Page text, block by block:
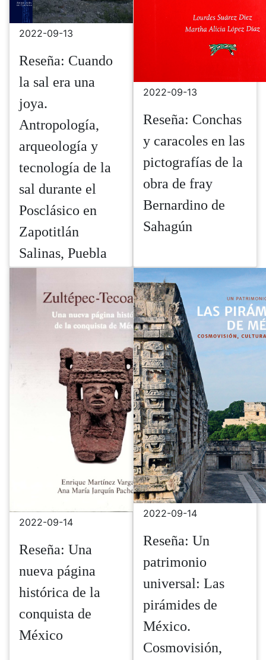
2022-09-13
Reseña: Cuando
la sal era una
joya.
Antropología,
arqueología y
tecnología de la
sal durante el
Posclásico en
Zapotitlán
Salinas, Puebla
2022-09-13
Reseña: Conchas
y caracoles en las
pictografías de la
obra de fray
Bernardino de
Sahagún
2022-09-14
Reseña: Una
nueva página
histórica de la
conquista de
México
2022-09-14
Reseña: Un
patrimonio
universal: Las
pirámides de
México.
Cosmovisión,